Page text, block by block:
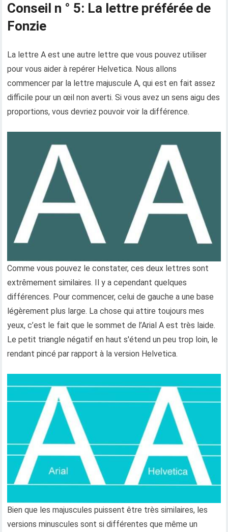
Conseil n ° 5: La lettre préférée de
Fonzie
La lettre A est une autre lettre que vous pouvez utiliser
pour vous aider à repérer Helvetica. Nous allons
commencer par la lettre majuscule A, qui est en fait assez
difficile pour un œil non averti. Si vous avez un sens aigu des
proportions, vous devriez pouvoir voir la différence.
Comme vous pouvez le constater, ces deux lettres sont
extrêmement similaires. Il y a cependant quelques
différences. Pour commencer, celui de gauche a une base
légèrement plus large. La chose qui attire toujours mes
yeux, c’est le fait que le sommet de l’Arial A est très laide.
Le petit triangle négatif en haut s'étend un peu trop loin, le
rendant pincé par rapport à la version Helvetica.
Bien que les majuscules puissent être très similaires, les
versions minuscules sont si différentes que même un